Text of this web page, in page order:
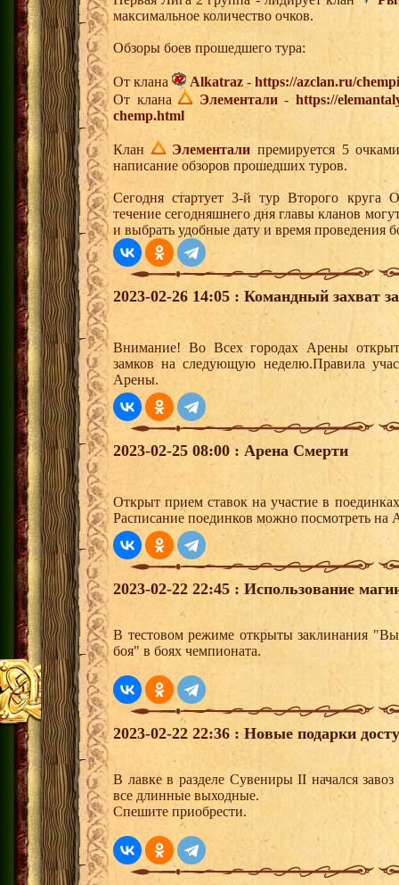
максимальное количество очков.
Обзоры боев прошедшего тура:
От клана Alkatraz - https://azclan.ru/
От клана
Элементали-https://
chemp.html
Клан Элементали премируется 5
написание обзоров прошедших туров.
Сегодня стартует 3-й тур Второго круга
течение сегодняшнего дня главы кланов
и выбрать удобные дату и время проведения
2023-02-26 14:05 : Командный захват
Внимание! Во Всех городах Арены
замков на следующую неделю.Правила
Арены.
2023-02-25 08:00 : Арена Смерти
Открыт прием ставок на участие в
Расписание поединков можно посмотреть на
2023-02-22 22:45 : Использование
В тестовом режиме открыты заклинания
боя" в боях чемпионата.
2023-02-22 22:36 : Новые подарки
В лавке в разделе Сувениры II начался
все длинные выходные.
Спешите приобрести.